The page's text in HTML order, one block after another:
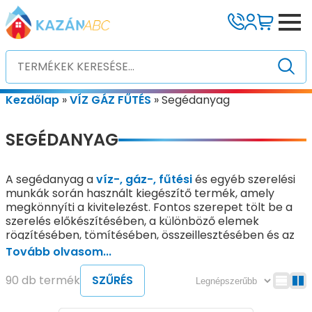
Kezdőlap »VÍZ GÁZ FŰTÉS »Segédanyag
SEGÉDANYAG
A segédanyag avíz-, gáz-, fűtésiés egyéb szerelési
munkák során használt kiegészítő termék, amely
megkönnyíti a kivitelezést. Fontos szerepet tölt be a
szerelés előkészítésében, a különböző elemek
rögzítésében, tömítésében, összeillesztésében és az
utómunkálatok elvégzésében. Ezek az anyagok nem
önálló szerkezeti elemekként, hanem a szerelési
munkák támogatására szolgálnak, és hozzájárulnak a
tartós, megbízható szerelések kialakításához.
Tovább olvasom...
90 db termék
SZŰRÉS